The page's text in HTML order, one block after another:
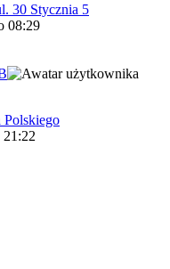
30 Stycznia 5
08:29
Polskiego
21:22